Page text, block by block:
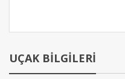
UÇAK BİLGİLERİ